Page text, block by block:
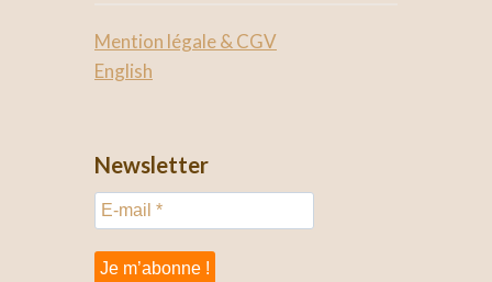
Mention légale & CGV
English
Newsletter
E
-
m
a